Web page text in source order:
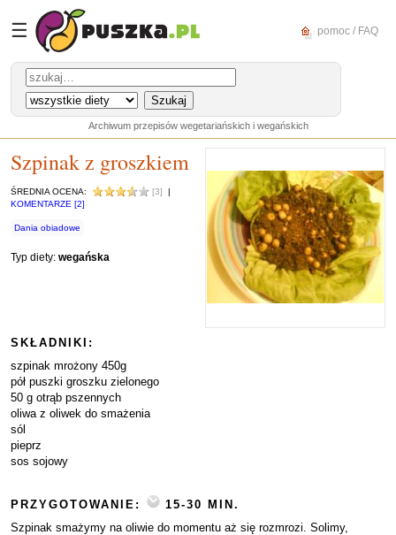
☰ pomoc / FAQ
Archiwum przepisów wegetariańskich i wegańskich
Szpinak z groszkiem
ŚREDNIA OCENA: [3]
|
KOMENTARZE [2]
Dania obiadowe
Typ diety: wegańska
SKŁADNIKI:
szpinak mrożony 450g
pół puszki groszku zielonego
50 g otrąb pszennych
oliwa z oliwek do smażenia
sól
pieprz
sos sojowy
PRZYGOTOWANIE:
15-30 MIN.
Szpinak smażymy na oliwie do momentu aż się rozmrozi. Solimy,